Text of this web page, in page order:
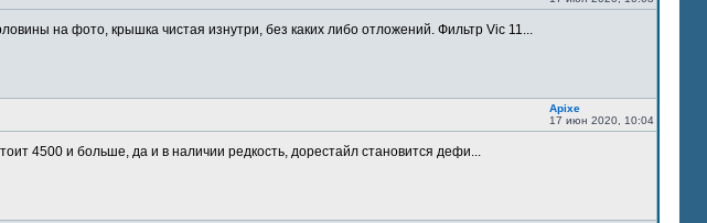
на фото, крышка чистая изнутри, без каких либо отложений. Фильтр Vic 11...
Apixe
17 июн 2020, 10:04
4500 и больше, да и в наличии редкость, дорестайл становится дефи...